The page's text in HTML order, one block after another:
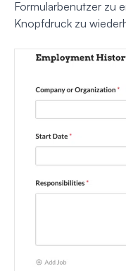
Formularbenutzer zu
Knopfdruck zu